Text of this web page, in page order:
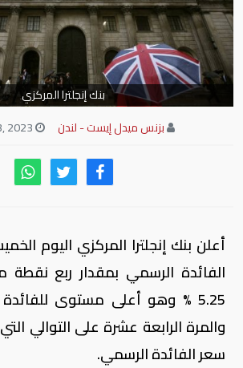
بنك إنجلترا المركزي
بزنس ميدل إيست - لندن
أعلن بنك إنجلترا المركزي اليوم
الفائدة الرسمي بمقدار ربع نقطة
والمرة الرابعة عشرة على التوالي
سعر الفائدة الرسمي.